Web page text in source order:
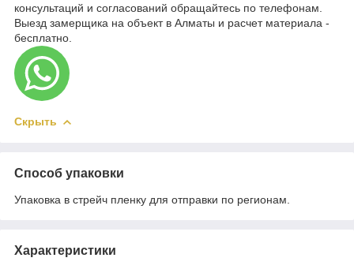
консультаций и согласований обращайтесь по телефонам.
Выезд замерщика на объект в Алматы и расчет материала -
бесплатно.
Скрыть
Способ упаковки
Упаковка в стрейч пленку для отправки по регионам.
Характеристики